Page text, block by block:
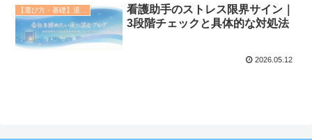
看護助手のストレス限界サイン｜
3段階チェックと具体的な対処法
2026.05.12